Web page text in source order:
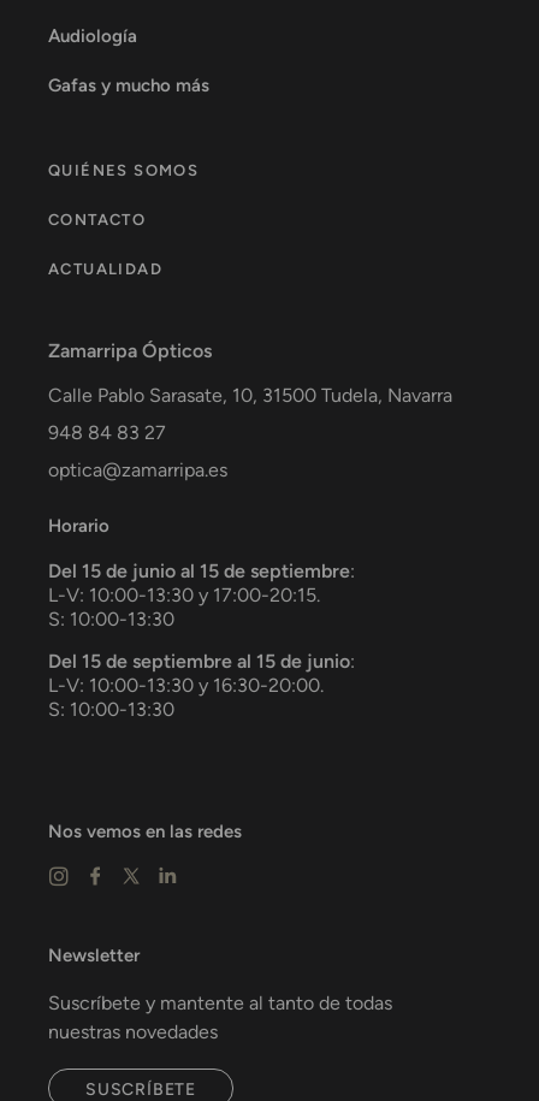
Audiología
Gafas y mucho más
QUIÉNES SOMOS
CONTACTO
ACTUALIDAD
Zamarripa Ópticos
Calle Pablo Sarasate, 10, 31500 Tudela, Navarra
948 84 83 27
optica@zamarripa.es
Horario
Del 15 de junio al 15 de septiembre:
L-V: 10:00-13:30 y 17:00-20:15.
S: 10:00-13:30
Del 15 de septiembre al 15 de junio:
L-V: 10:00-13:30 y 16:30-20:00.
S: 10:00-13:30
Nos vemos en las redes
Newsletter
Suscríbete y mantente al tanto de todas
nuestras novedades
SUSCRÍBETE